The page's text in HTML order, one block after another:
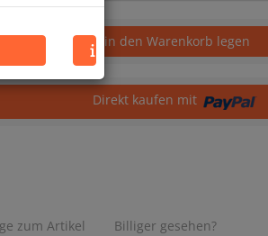
in den Warenkorb legen
Direkt kaufen mit
zum Artikel Billiger gesehen?